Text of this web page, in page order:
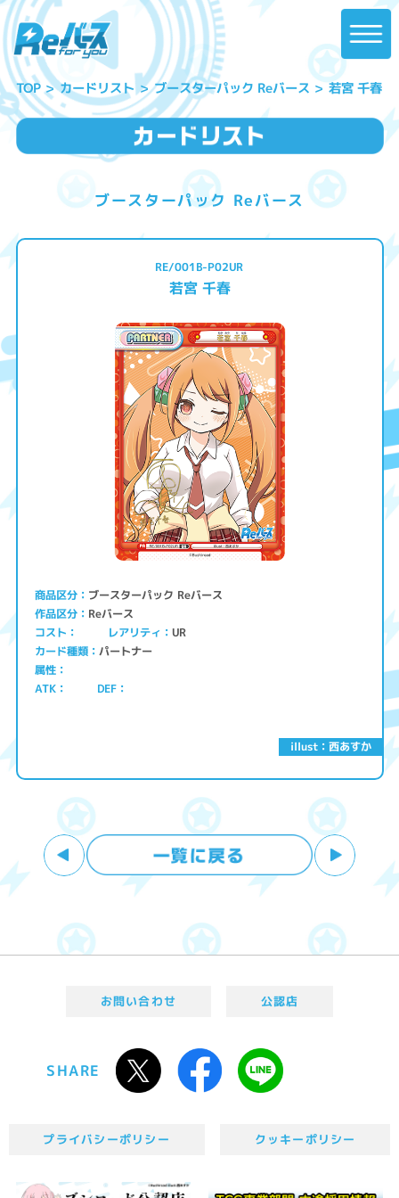
TOP カードリスト ブースターパック Reバース 若宮 千春
ブースターパック Reバース
illust：西あすか
RE/001B-P02UR
若宮 千春
商品区分 ブースターパック Reバース
作品区分 Reバース
コスト レアリティ UR
カード種類 パートナー
属性
ATK
DEF
お問い合わせ 公認店
SHARE
プライバシーポリシー クッキーポリシー